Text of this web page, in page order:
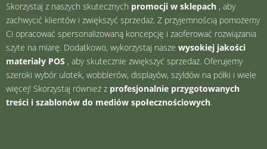
Skorzystaj z naszych skutecznych promocji w sklepach , aby
zachwycić klientów i zwiększyć sprzedaż. Z przyjemnością pomożemy
Ci opracować spersonalizowaną koncepcję i zaoferować rozwiązania
szyte na miarę. Dodatkowo, wykorzystaj nasze wysokiej jakości
materiały POS , aby skutecznie zwiększyć sprzedaż. Oferujemy
szeroki wybór ulotek, wobblerów, displayów, szyldów na półki i wiele
więcej! Skorzystaj również z profesjonalnie przygotowanych
treści i szablonów do mediów społecznościowych.